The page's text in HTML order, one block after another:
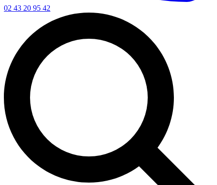
02 43 20 95 42